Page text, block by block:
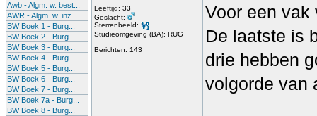
Awb - Algm. w. best...
AWR - Algm. w. inz...
BW Boek 1 - Burg...
BW Boek 2 - Burg...
BW Boek 3 - Burg...
BW Boek 4 - Burg...
BW Boek 5 - Burg...
BW Boek 6 - Burg...
BW Boek 7 - Burg...
BW Boek 7a - Burg...
BW Boek 8 - Burg...
Leeftijd: 33
Geslacht:
Sterrenbeeld:
Studieomgeving (BA): RUG
Berichten: 143
Voor een vak
De laatste is
drie hebben
volgorde van